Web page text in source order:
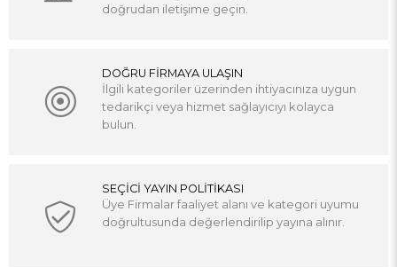
doğrudan iletişime geçin.
DOĞRU FİRMAYA ULAŞIN
İlgili kategoriler üzerinden ihtiyacınıza uygun
tedarikçi veya hizmet sağlayıcıyı kolayca
bulun.
SEÇİCİ YAYIN POLİTİKASI
Üye Firmalar faaliyet alanı ve kategori uyumu
doğrultusunda değerlendirilip yayına alınır.